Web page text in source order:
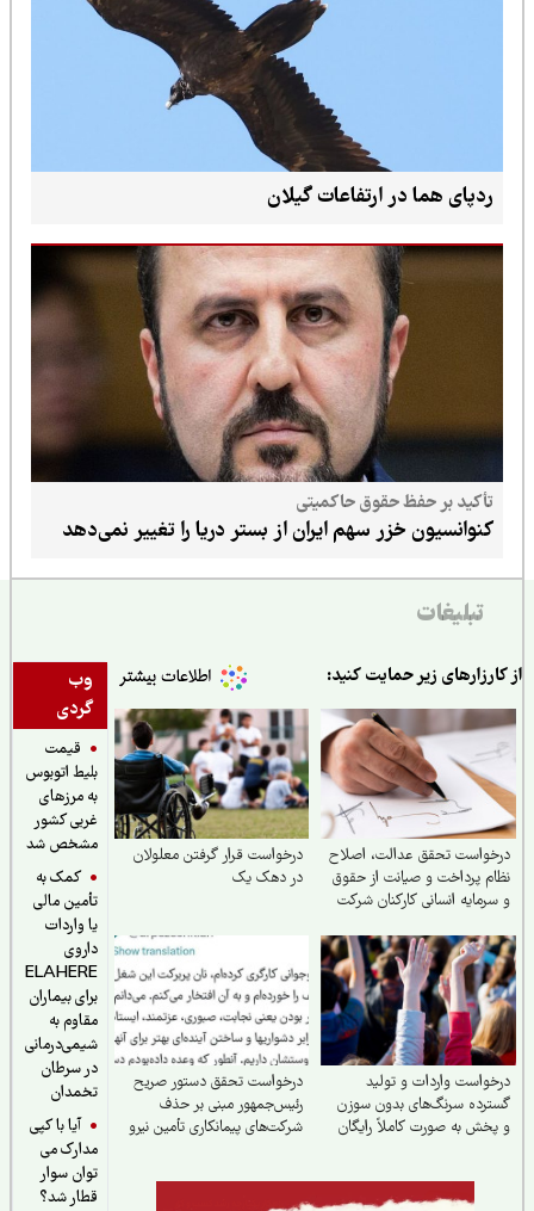
ردپای هما در ارتفاعات گیلان
تأکید بر حفظ حقوق حاکمیتی
کنوانسیون خزر سهم ایران از بستر دریا را تغییر نمی‌دهد
تبلیغات
وب
گردی
قیمت
بلیط اتوبوس
به مرزهای
غربی کشور
مشخص شد
کمک به
تأمین مالی
یا واردات
داروی
ELAHERE
برای بیماران
مقاوم به
شیمی‌درمانی
در سرطان
تخمدان
آیا با کپی
مدارک می
توان سوار
قطار شد؟
زیر حمایت کنید:
تحقق عدالت، اصلاح
پرداخت و صیانت از حقوق
انسانی کارکنان شرکت
درخواست قرار گرفتن معلولان
در دهک یک
واردات و تولید
سرنگ‌های بدون سوزن
به صورت کاملاً رایگان
درخواست تحقق دستور صریح
رئیس‌جمهور مبنی بر حذف
شرکت‌های پیمانکاری تأمین نیرو